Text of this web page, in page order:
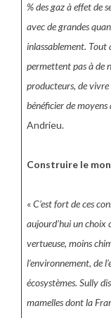
% des gaz à effet de
avec de grandes
inlassablement. Tout
permettent pas à de
producteurs, de vivre
bénéficier de moyens
Andrieu.
Construire le
«C’est fort de ces
aujourd’hui un choix
vertueuse, moins
l’environnement, de
écosystèmes. Sully
mamelles dont la